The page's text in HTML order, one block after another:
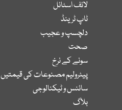
لائف اسٹائل
ٹاپ ٹرینڈ
دلچسپ و عجیب
صحت
سونے کے نرخ
پیٹرولیم مصنوعات کی قیمتیں
سائنس و ٹیکنالوجی
بلاگ